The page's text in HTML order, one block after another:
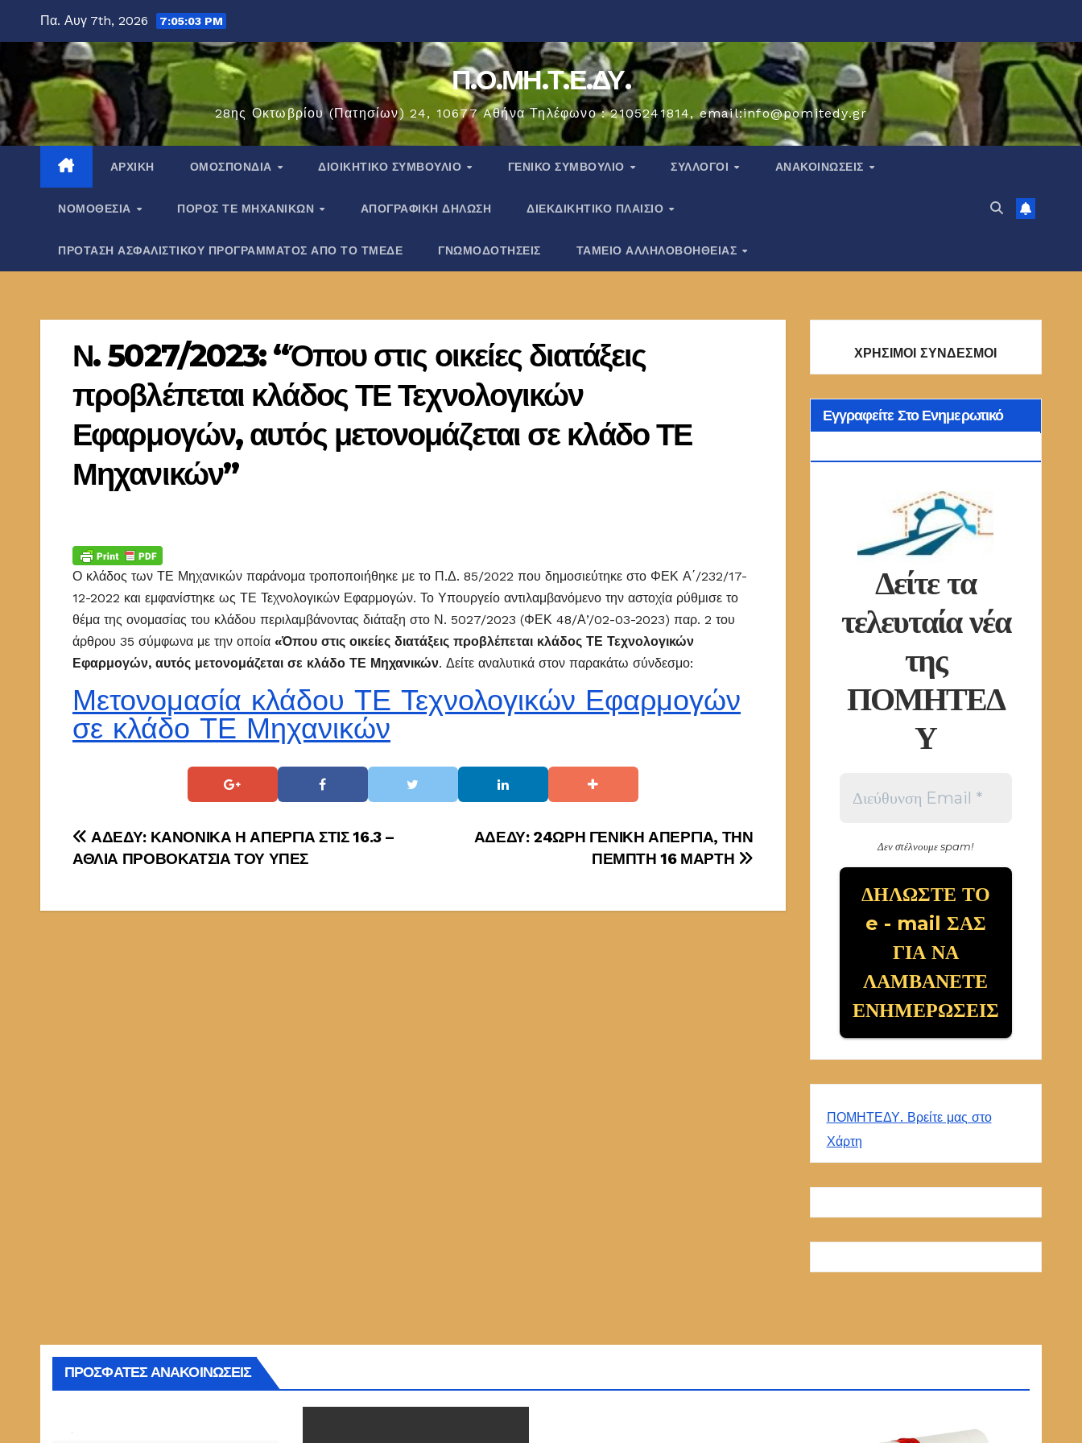
περιεχόμενο
Πα. Αυγ 7th, 2026 7:05:03 PM
Π.Ο.ΜΗ.Τ.Ε.ΔΥ.
28ης Οκτωβρίου (Πατησίων) 24, 10677 Aθήνα Τηλέφωνο : 2105241814, email:info@pomitedy.gr
ΑΡΧΙΚΉ ΟΜΟΣΠΟΝΔΊΑ ΔΙΟΙΚΗΤΙΚΟ ΣΥΜΒΟΥΛΙΟ ΓΕΝΙΚΟ ΣΥΜΒΟΥΛΙΟ ΣΎΛΛΟΓΟΙ ΑΝΑΚΟΙΝΏΣΕΙΣ
ΝΟΜΟΘΕΣΊΑ ΠΌΡΟΣ ΤΕ ΜΗΧΑΝΙΚΏΝ ΑΠΟΓΡΑΦΙΚΗ ΔΗΛΩΣΗ ΔΙΕΚΔΙΚΗΤΙΚΟ ΠΛΑΙΣΙΟ
ΠΡΟΤΑΣΗ ΑΣΦΑΛΙΣΤΙΚΟΥ ΠΡΟΓΡΑΜΜΑΤΟΣ ΑΠΟ ΤΟ ΤΜΕΔΕ ΓΝΩΜΟΔΟΤΗΣΕΙΣ ΤΑΜΕΙΟ ΑΛΛΗΛΟΒΟΗΘΕΙΑΣ
Ν. 5027/2023: “Όπου στις οικείες διατάξεις
προβλέπεται κλάδος ΤΕ Τεχνολογικών
Εφαρμογών, αυτός μετονομάζεται σε κλάδο ΤΕ
Μηχανικών”
Ο κλάδος των ΤΕ Μηχανικών παράνομα τροποποιήθηκε με το Π.Δ. 85/2022 που δημοσιεύτηκε στο ΦΕΚ Α΄/232/17-
12-2022 και εμφανίστηκε ως ΤΕ Τεχνολογικών Εφαρμογών. Το Υπουργείο αντιλαμβανόμενο την αστοχία ρύθμισε το
θέμα της ονομασίας του κλάδου περιλαμβάνοντας διάταξη στο Ν. 5027/2023 (ΦΕΚ 48/Α’/02-03-2023) παρ. 2 του
άρθρου 35 σύμφωνα με την οποία «Όπου στις οικείες διατάξεις προβλέπεται κλάδος ΤΕ Τεχνολογικών
Εφαρμογών, αυτός μετονομάζεται σε κλάδο ΤΕ Μηχανικών. Δείτε αναλυτικά στον παρακάτω σύνδεσμο:
Μετονομασία κλάδου ΤΕ Τεχνολογικών Εφαρμογών
σε κλάδο ΤΕ Μηχανικών
Πλοήγηση
ΑΔΕΔΥ: 24ΩΡΗ ΓΕΝΙΚΗ ΑΠΕΡΓΙΑ, ΤΗΝ
ΠΕΜΠΤΗ 16 ΜΑΡΤΗ
ΑΔΕΔΥ: ΚΑΝΟΝΙΚΑ Η ΑΠΕΡΓΙΑ ΣΤΙΣ 16.3 –
ΑΘΛΙΑ ΠΡΟΒΟΚΑΤΣΙΑ ΤΟΥ ΥΠΕΣ
ΧΡΗΣΙΜΟΙ ΣΥΝΔΕΣΜΟΙ
Εγγραφείτε Στο Ενημερωτικό
Δείτε τα
τελευταία νέα
της
ΠΟΜΗΤΕΔ
Υ
Δεν στέλνουμε spam!
ΠΟΜΗΤΕΔΥ. Βρείτε μας στο
Χάρτη
ΠΡΟΣΦΑΤΕΣ ΑΝΑΚΟΙΝΩΣΕΙΣ